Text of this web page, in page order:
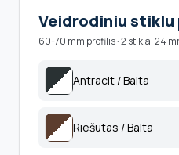
Veidrodiniu stiklu
60-70 mm profilis · 2 stiklai 24
Antracit / Balta
Riešutas / Balta